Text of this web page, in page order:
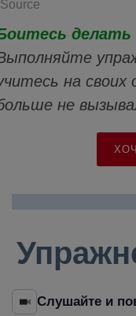
Source
делать
на
не
Слушайте и